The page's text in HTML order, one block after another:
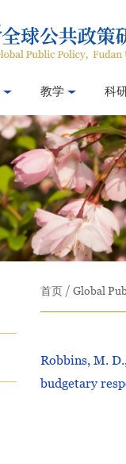
教学 科
首页 / Global
Robbins, M.
budgetary